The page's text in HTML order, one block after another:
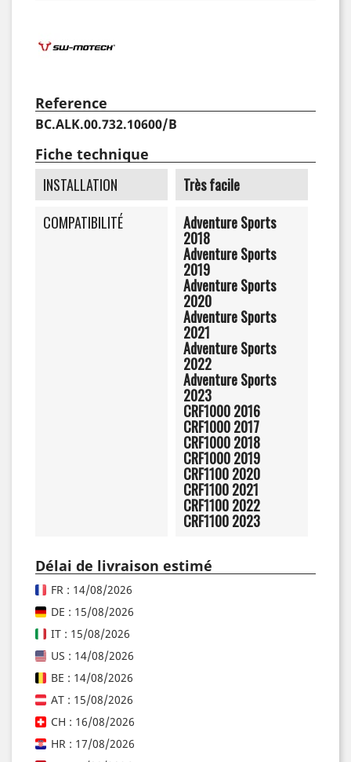
Reference
BC.ALK.00.732.10600/B
Fiche technique
INSTALLATION
Très facile
COMPATIBILITÉ
Adventure Sports
2018
Adventure Sports
2019
Adventure Sports
2020
Adventure Sports
2021
Adventure Sports
2022
Adventure Sports
2023
CRF1000 2016
CRF1000 2017
CRF1000 2018
CRF1000 2019
CRF1100 2020
CRF1100 2021
CRF1100 2022
CRF1100 2023
Délai de livraison estimé
FR : 14/08/2026
DE : 15/08/2026
IT : 15/08/2026
US : 14/08/2026
BE : 14/08/2026
AT : 15/08/2026
CH : 16/08/2026
HR : 17/08/2026